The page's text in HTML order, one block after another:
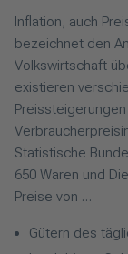
Inflation, auch
bezeichnet den
Volkswirtschaft
existieren
Statistische
650 Waren und
Preise von …
Gütern des